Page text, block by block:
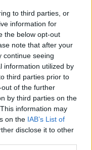
to third parties, or
information for
the below opt-out
note that after your
continue seeing
information utilized by
third parties prior to
of the further
by third parties on the
information may
on the IAB’s List of
disclose it to other
kosmoso
galingiausias
užfiksavo
Saulės
kadrus